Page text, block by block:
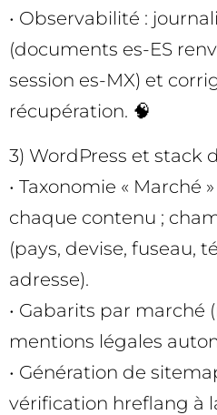
• Observabilité :
(documents es-ES
session es-MX) et
récupération. 🧠
3) WordPress et stack
• Taxonomie « Marché
chaque contenu ;
(pays, devise, fuseau,
adresse).
• Gabarits par marché
mentions légales
• Génération de
vérification hreflang à